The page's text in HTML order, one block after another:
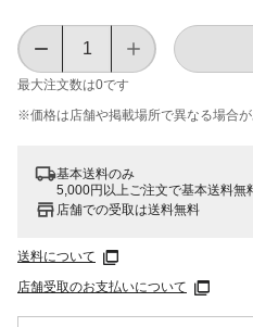
最大注文数は0です
※価格は​店舗や​掲載場所で​異なる​場合が​
基本送料のみ
5,000円以上ご注文で基本送料無
店舗での受取は送料無料
送料について
店舗受取のお支払いについて